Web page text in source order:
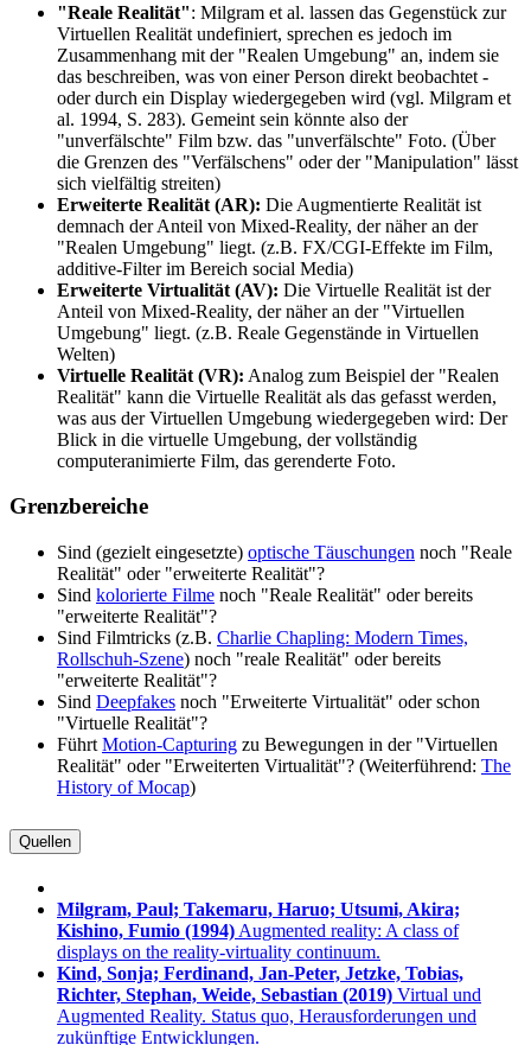
"Reale Realität": Milgram et al. lassen das Gegenstück zur
Virtuellen Realität undefiniert, sprechen es jedoch im
Zusammenhang mit der "Realen Umgebung" an, indem sie
das beschreiben, was von einer Person direkt beobachtet -
oder durch ein Display wiedergegeben wird (vgl. Milgram et
al. 1994, S. 283). Gemeint sein könnte also der
"unverfälschte" Film bzw. das "unverfälschte" Foto. (Über
die Grenzen des "Verfälschens" oder der "Manipulation" lässt
sich vielfältig streiten)
Erweiterte Realität (AR): Die Augmentierte Realität ist
demnach der Anteil von Mixed-Reality, der näher an der
"Realen Umgebung" liegt. (z.B. FX/CGI-Effekte im Film,
additive-Filter im Bereich social Media)
Erweiterte Virtualität (AV): Die Virtuelle Realität ist der
Anteil von Mixed-Reality, der näher an der "Virtuellen
Umgebung" liegt. (z.B. Reale Gegenstände in Virtuellen
Welten)
Virtuelle Realität (VR): Analog zum Beispiel der "Realen
Realität" kann die Virtuelle Realität als das gefasst werden,
was aus der Virtuellen Umgebung wiedergegeben wird: Der
Blick in die virtuelle Umgebung, der vollständig
computeranimierte Film, das gerenderte Foto.
Grenzbereiche
Sind (gezielt eingesetzte) optische Täuschungen noch "Reale
Realität" oder "erweiterte Realität"?
Sind kolorierte Filme noch "Reale Realität" oder bereits
"erweiterte Realität"?
Sind Filmtricks (z.B. Charlie Chapling: Modern Times,
Rollschuh-Szene) noch "reale Realität" oder bereits
"erweiterte Realität"?
Sind Deepfakes noch "Erweiterte Virtualität" oder schon
"Virtuelle Realität"?
Führt Motion-Capturing zu Bewegungen in der "Virtuellen
Realität" oder "Erweiterten Virtualität"? (Weiterführend: The
History of Mocap)
Quellen
Milgram, Paul; Takemaru, Haruo; Utsumi, Akira;
Kishino, Fumio (1994) Augmented reality: A class of
displays on the reality-virtuality continuum.
Kind, Sonja; Ferdinand, Jan-Peter, Jetzke, Tobias,
Richter, Stephan, Weide, Sebastian (2019) Virtual und
Augmented Reality. Status quo, Herausforderungen und
zukünftige Entwicklungen.